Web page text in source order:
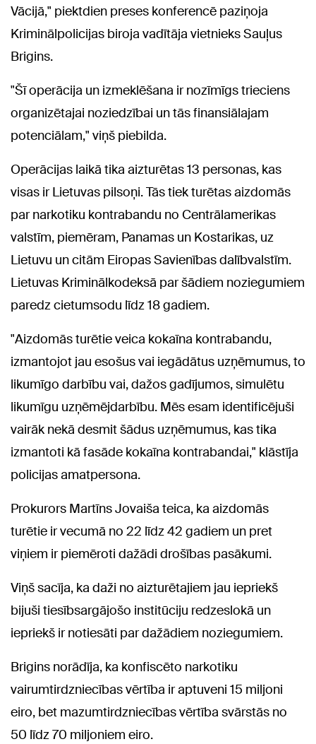
Vācijā," piektdien preses konferencē paziņoja
Kriminālpolicijas biroja vadītāja vietnieks Sauļus
Brigins.
"Šī operācija un izmeklēšana ir nozīmīgs trieciens
organizētajai noziedzībai un tās finansiālajam
potenciālam," viņš piebilda.
Operācijas laikā tika aizturētas 13 personas, kas
visas ir Lietuvas pilsoņi. Tās tiek turētas aizdomās
par narkotiku kontrabandu no Centrālamerikas
valstīm, piemēram, Panamas un Kostarikas, uz
Lietuvu un citām Eiropas Savienības dalībvalstīm.
Lietuvas Kriminālkodeksā par šādiem noziegumiem
paredz cietumsodu līdz 18 gadiem.
"Aizdomās turētie veica kokaīna kontrabandu,
izmantojot jau esošus vai iegādātus uzņēmumus, to
likumīgo darbību vai, dažos gadījumos, simulētu
likumīgu uzņēmējdarbību. Mēs esam identificējuši
vairāk nekā desmit šādus uzņēmumus, kas tika
izmantoti kā fasāde kokaīna kontrabandai," klāstīja
policijas amatpersona.
Prokurors Martīns Jovaiša teica, ka aizdomās
turētie ir vecumā no 22 līdz 42 gadiem un pret
viņiem ir piemēroti dažādi drošības pasākumi.
Viņš sacīja, ka daži no aizturētajiem jau iepriekš
bijuši tiesībsargājošo institūciju redzeslokā un
iepriekš ir notiesāti par dažādiem noziegumiem.
Brigins norādīja, ka konfiscēto narkotiku
vairumtirdzniecības vērtība ir aptuveni 15 miljoni
eiro, bet mazumtirdzniecības vērtība svārstās no
50 līdz 70 miljoniem eiro.